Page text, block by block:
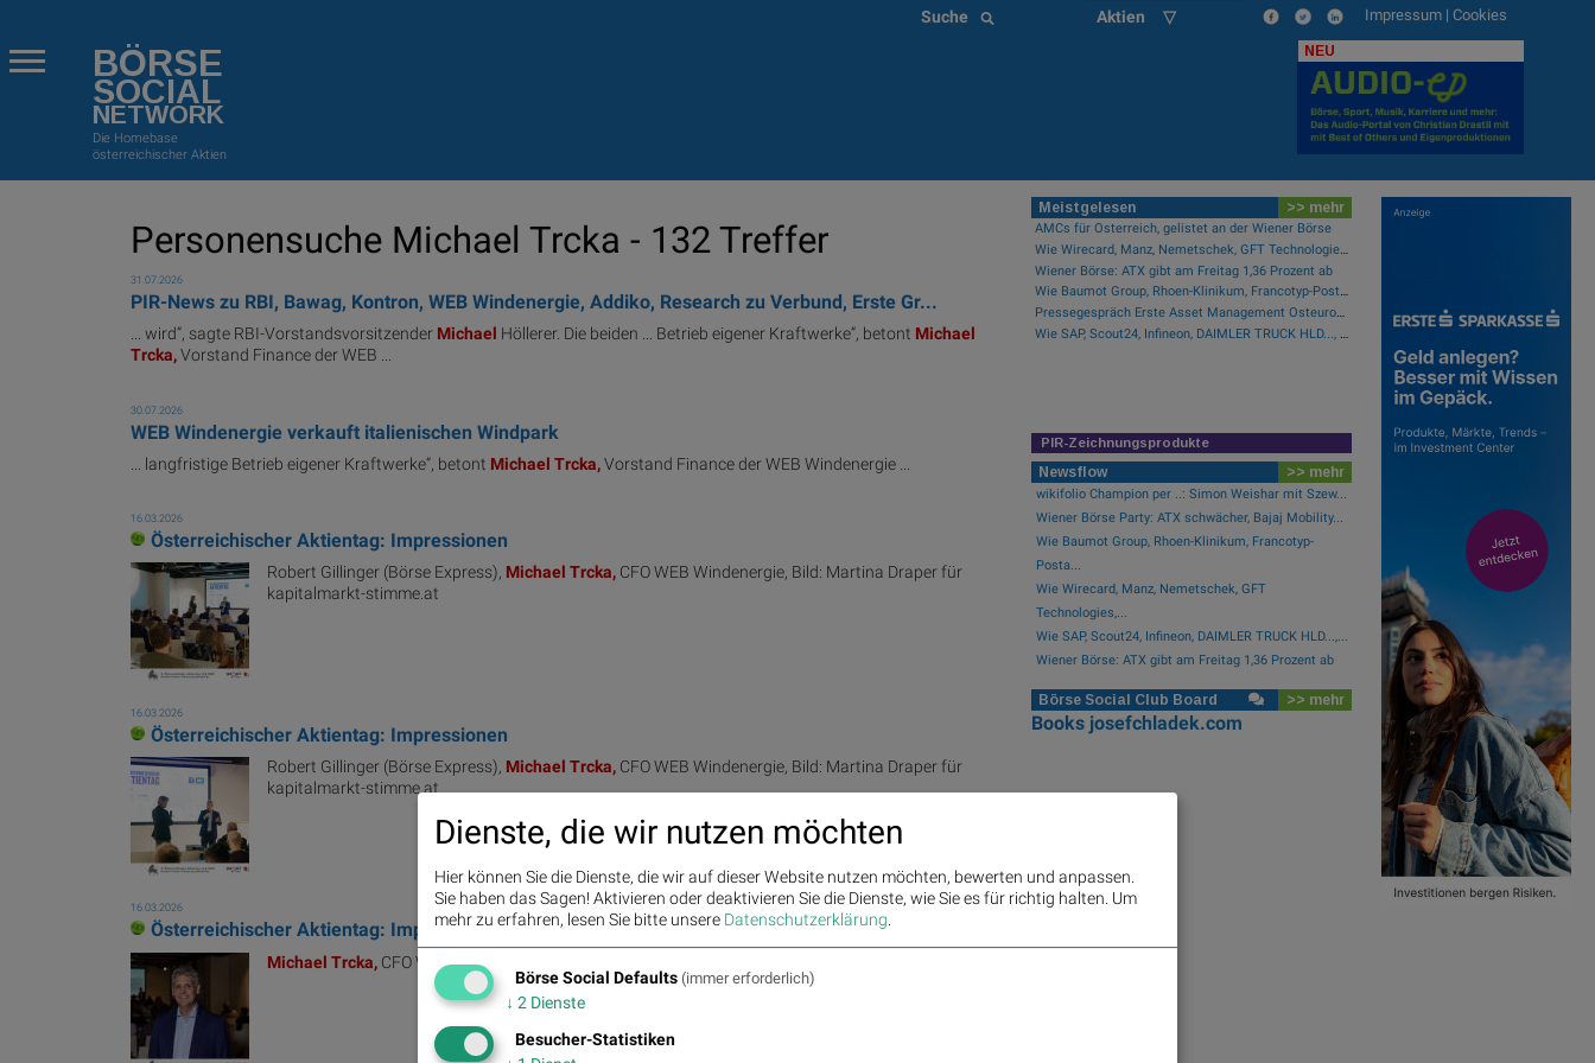
Suche Aktien ▽ Impressum | Cookies
BÖRSE
SOCIAL
NETWORK
Die Homebase
österreichischer Aktien
NEU
Personensuche Michael Trcka - 132 Treffer
31.07.2026
PIR-News zu RBI, Bawag, Kontron, WEB Windenergie, Addiko, Research zu Verbund, Erste Gr...
... wird“, sagte RBI-Vorstandsvorsitzender Michael Höllerer. Die beiden ... Betrieb eigener Kraftwerke“, betont Michael
Trcka,Vorstand Finance der WEB ...
30.07.2026
WEB Windenergie verkauft italienischen Windpark
... langfristige Betrieb eigener Kraftwerke“, betont Michael Trcka,Vorstand Finance der WEB Windenergie ...
16.03.2026
Österreichischer Aktientag: Impressionen
Robert Gillinger (Börse Express), Michael Trcka,CFO WEB Windenergie, Bild: Martina Draper für
kapitalmarkt-stimme.at
16.03.2026
Österreichischer Aktientag: Impressionen
Robert Gillinger (Börse Express), Michael Trcka,CFO WEB Windenergie, Bild: Martina Draper für
kapitalmarkt-stimme.at
16.03.2026
Österreichischer Aktientag: Impressionen
Michael Trcka,CFO WEB Windenergie, Bild: Martina Draper für kapitalmarkt-stimme.at
Meistgelesen >> mehr
AMCs für Österreich, gelistet an der Wiener Börse
Wie Wirecard, Manz, Nemetschek, GFT Technologies, SAP und Rocket Internet für Gesprächsstoff sorgten
Wiener Börse: ATX gibt am Freitag 1,36 Prozent ab
Wie Baumot Group, Rhoen-Klinikum, Francotyp-Postalia, Tele Columbus, European Lithium und Lanxess für Gesprächsstoff sorgten
Pressegespräch Erste Asset Management Osteuropa Aktien
Wie SAP, Scout24, Infineon, DAIMLER TRUCK HLD..., Zalando und Allianz für Gesprächsstoff im DAX sorgten
PIR-Zeichnungsprodukte
Newsflow >> mehr
wikifolio Champion per ..: Simon Weishar mit Szew...
Wiener Börse Party: ATX schwächer, Bajaj Mobility...
Wie Baumot Group, Rhoen-Klinikum, Francotyp-
Posta...
Wie Wirecard, Manz, Nemetschek, GFT
Technologies,...
Wie SAP, Scout24, Infineon, DAIMLER TRUCK HLD...,...
Wiener Börse: ATX gibt am Freitag 1,36 Prozent ab
Börse Social Club Board >> mehr
Books josefchladek.com
Dienste, die wir nutzen möchten
Hier können Sie die Dienste, die wir auf dieser Website nutzen möchten, bewerten und anpassen.
Sie haben das Sagen! Aktivieren oder deaktivieren Sie die Dienste, wie Sie es für richtig halten. Um
mehr zu erfahren, lesen Sie bitte unsere Datenschutzerklärung.
Börse Social Defaults (immer erforderlich)
↓ 2 Dienste
Besucher-Statistiken